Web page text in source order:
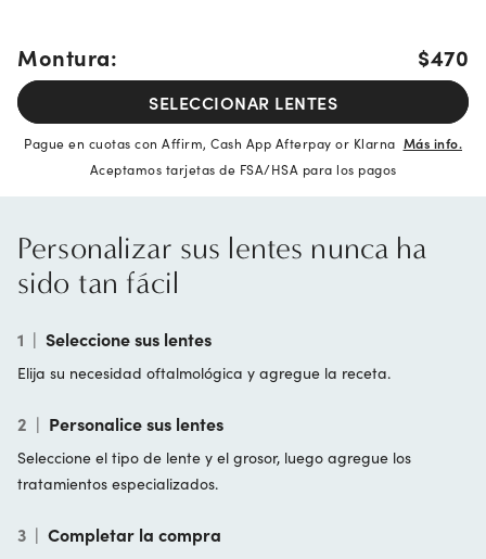
Montura: $470
SELECCIONAR LENTES
Pague en cuotas con Affirm, Cash App Afterpay or Klarna Más info.
Aceptamos tarjetas de FSA/HSA para los pagos
Personalizar sus lentes nunca ha
sido tan fácil
1 | Seleccione sus lentes
Elija su necesidad oftalmológica y agregue la receta.
2 | Personalice sus lentes
Seleccione el tipo de lente y el grosor, luego agregue los
tratamientos especializados.
3 | Completar la compra